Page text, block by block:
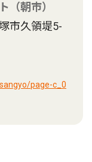
（朝市）
市久領堤5-
page-c_0